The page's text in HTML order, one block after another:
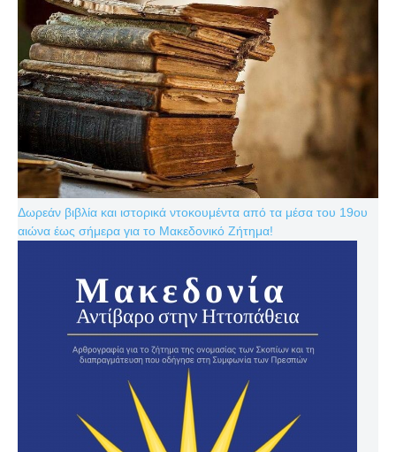
Δωρεάν βιβλία και ιστορικά ντοκουμέντα από τα μέσα του 19ου
αιώνα έως σήμερα για το Μακεδονικό Ζήτημα!